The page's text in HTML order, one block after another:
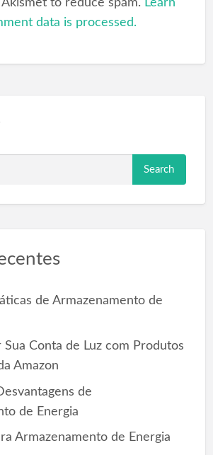
data is processed.
de Armazenamento de
Sua Conta de Luz com Produtos
Amazon
de
de Energia
Armazenamento de Energia